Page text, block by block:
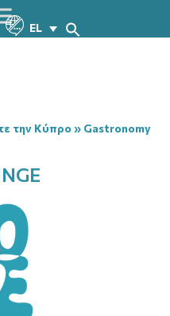
EL
την Κύπρο » Gastronomy